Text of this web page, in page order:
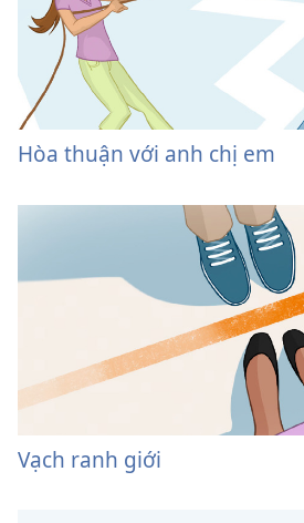
Hòa thuận với anh chị em
Vạch ranh giới